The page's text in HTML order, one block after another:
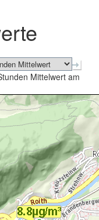
schließen
Mittelwert am